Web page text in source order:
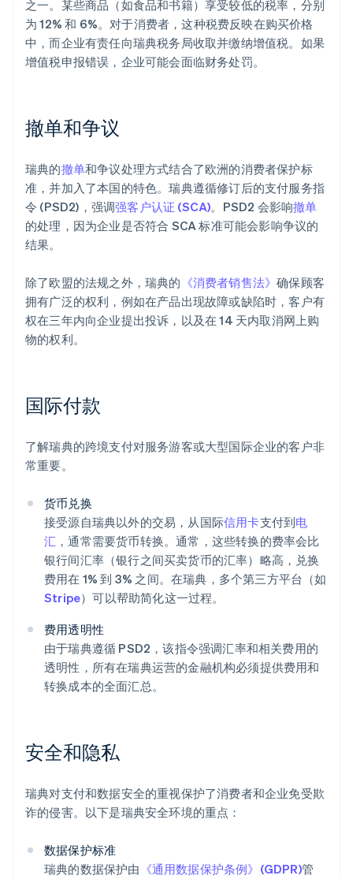
之一。某些商品（如食品和书籍）享受较低的税率，分别
为 12% 和 6%。对于消费者，这种税费反映在购买价格
中，而企业有责任向瑞典税务局收取并缴纳增值税。如果
增值税申报错误，企业可能会面临财务处罚。
撤单和争议
瑞典的撤单和争议处理方式结合了欧洲的消费者保护标
准，并加入了本国的特色。瑞典遵循修订后的支付服务指
令 (PSD2)，强调强客户认证 (SCA)。PSD2 会影响撤单
的处理，因为企业是否符合 SCA 标准可能会影响争议的
结果。
除了欧盟的法规之外，瑞典的 《消费者销售法》确保顾客
拥有广泛的权利，例如在产品出现故障或缺陷时，客户有
权在三年内向企业提出投诉，以及在 14 天内取消网上购
物的权利。
国际付款
了解瑞典的跨境支付对服务游客或大型国际企业的客户非
常重要。
货币兑换
接受源自瑞典以外的交易，从国际信用卡支付到电
汇 ，通常需要货币转换。通常，这些转换的费率会比
银行间汇率（银行之间买卖货币的汇率）略高，兑换
费用在 1% 到 3% 之间。在瑞典，多个第三方平台（如
Stripe）可以帮助简化这一过程。
费用透明性
由于瑞典遵循 PSD2，该指令强调汇率和相关费用的
透明性，所有在瑞典运营的金融机构必须提供费用和
转换成本的全面汇总。
安全和隐私
瑞典对支付和数据安全的重视保护了消费者和企业免受欺
诈的侵害。以下是瑞典安全环境的重点：
数据保护标准
瑞典的数据保护由 《通用数据保护条例》(GDPR)管